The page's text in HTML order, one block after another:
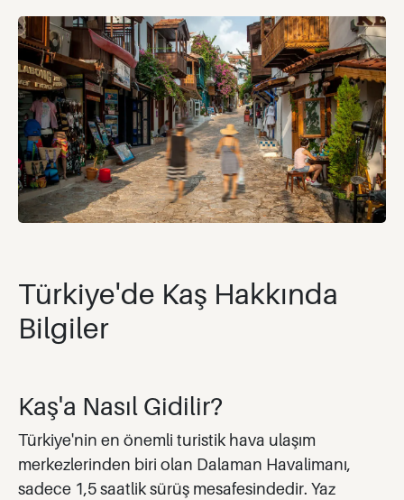
Türkiye'de Kaş Hakkında
Bilgiler
Kaş'a Nasıl Gidilir?
Türkiye'nin en önemli turistik hava ulaşım
merkezlerinden biri olan Dalaman Havalimanı,
sadece 1,5 saatlik sürüş mesafesindedir. Yaz